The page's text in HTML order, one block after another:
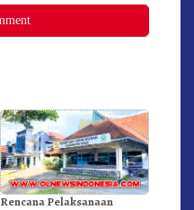
Rencana Pelaksanaan